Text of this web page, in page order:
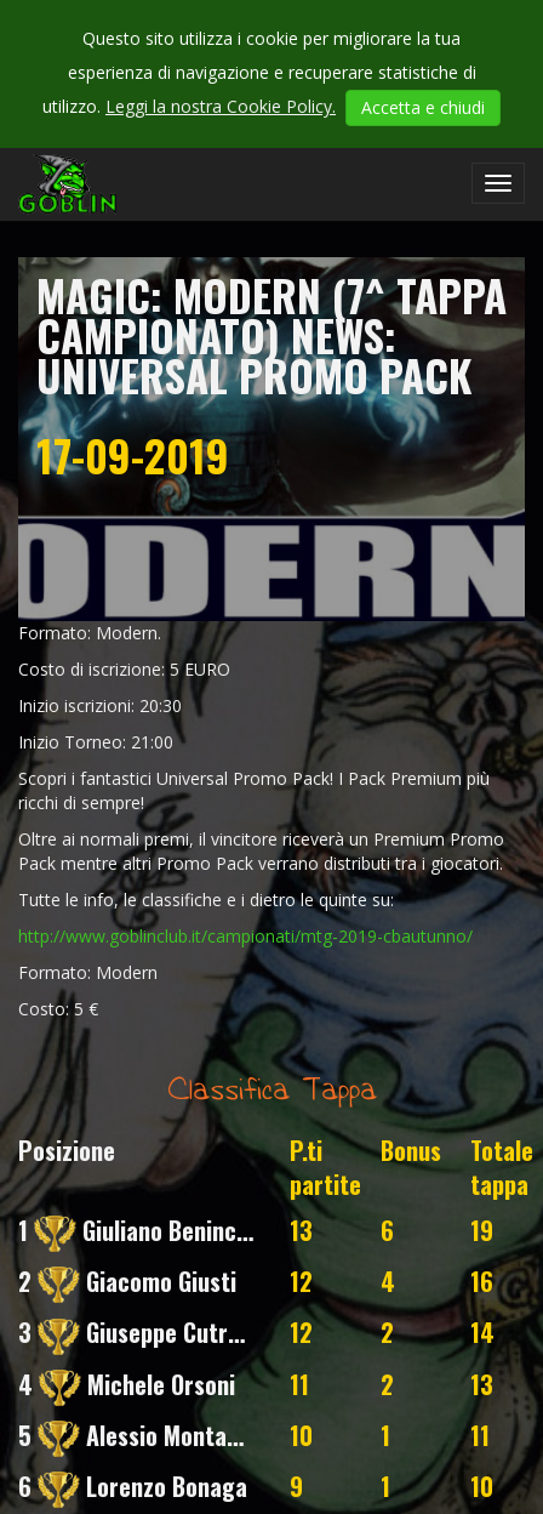
Questo sito utilizza i cookie per migliorare la tua
esperienza di navigazione e recuperare statistiche di
utilizzo. Leggi la nostra Cookie Policy. Accetta e chiudi
CHECK
OUR
MAGIC: MODERN (7^ TAPPA
CAMPIONATO) NEWS:
UNIVERSAL PROMO PACK
17-09-2019
Formato: Modern.
Costo di iscrizione: 5 EURO
Inizio iscrizioni: 20:30
Inizio Torneo: 21:00
Scopri i fantastici Universal Promo Pack! I Pack Premium più
ricchi di sempre!
Oltre ai normali premi, il vincitore riceverà un Premium Promo
Pack mentre altri Promo Pack verrano distributi tra i giocatori.
Tutte le info, le classifiche e i dietro le quinte su:
http://www.goblinclub.it/campionati/mtg-2019-cbautunno/
Formato: Modern
Costo: 5 €
Classifica Tappa
Posizione
P.ti
partite
Bonus
Totale
tappa
1
Giuliano Benincasa 13 6
19
2
Giacomo Giusti 12 4
16
3
Giuseppe Cutrera 12 2
14
4
Michele Orsoni 11 2
13
5
Alessio Montagni 10 1
11
6
Lorenzo Bonaga 9 1
10